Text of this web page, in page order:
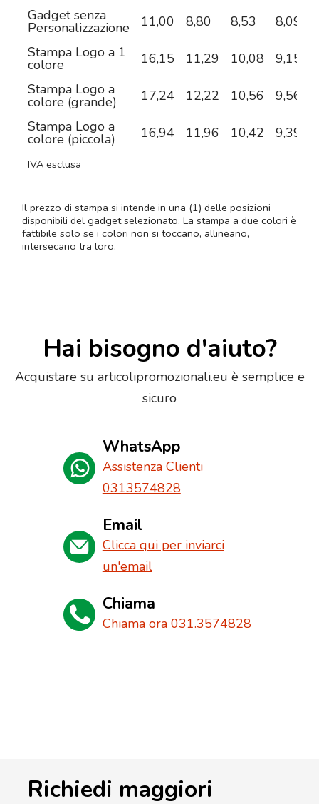
Gadget senza
Personalizzazione 11,00 8,80 8,53 8,09
Stampa Logo a 1
colore 16,15 11,29 10,08 9,15
Stampa Logo a
colore (grande) 17,24 12,22 10,56 9,56
Stampa Logo a
colore (piccola) 16,94 11,96 10,42 9,39
IVA esclusa
Il prezzo di stampa si intende in una (1) delle posizioni
disponibili del gadget selezionato. La stampa a due colori è
fattibile solo se i colori non si toccano, allineano,
intersecano tra loro.
Hai bisogno d'aiuto?
Acquistare su articolipromozionali.eu è semplice e
sicuro
WhatsApp
Assistenza Clienti
0313574828
Email
Clicca qui per inviarci
un'email
Chiama
Chiama ora 031.3574828
Richiedi maggiori